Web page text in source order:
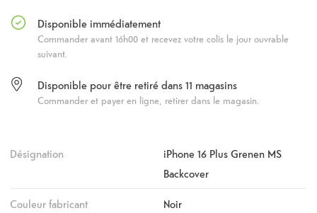
Disponible immédiatement
Commander avant 16h00 et recevez votre colis le jour ouvrable
suivant.
Disponible pour être retiré dans 11 magasins
Commander et payer en ligne, retirer dans le magasin.
Désignation
iPhone 16 Plus Grenen MS
Backcover
Couleur fabricant Noir